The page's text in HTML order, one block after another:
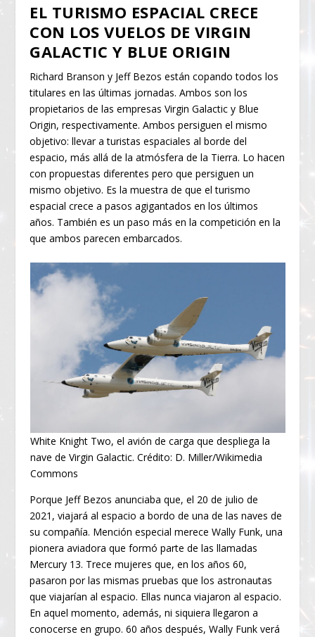
EL TURISMO ESPACIAL CRECE
CON LOS VUELOS DE VIRGIN
GALACTIC Y BLUE ORIGIN
Richard Branson y Jeff Bezos están copando todos los
titulares en las últimas jornadas. Ambos son los
propietarios de las empresas Virgin Galactic y Blue
Origin, respectivamente. Ambos persiguen el mismo
objetivo: llevar a turistas espaciales al borde del
espacio, más allá de la atmósfera de la Tierra. Lo hacen
con propuestas diferentes pero que persiguen un
mismo objetivo. Es la muestra de que el turismo
espacial crece a pasos agigantados en los últimos
años. También es un paso más en la competición en la
que ambos parecen embarcados.
White Knight Two, el avión de carga que despliega la
nave de Virgin Galactic. Crédito: D. Miller/Wikimedia
Commons
Porque Jeff Bezos anunciaba que, el 20 de julio de
2021, viajará al espacio a bordo de una de las naves de
su compañía. Mención especial merece Wally Funk, una
pionera aviadora que formó parte de las llamadas
Mercury 13. Trece mujeres que, en los años 60,
pasaron por las mismas pruebas que los astronautas
que viajarían al espacio. Ellas nunca viajaron al espacio.
En aquel momento, además, ni siquiera llegaron a
conocerse en grupo. 60 años después, Wally Funk verá